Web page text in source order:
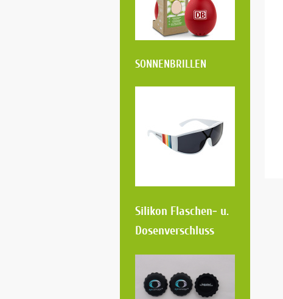
SONNENBRILLEN
Silikon Flaschen- u.
Dosenverschluss